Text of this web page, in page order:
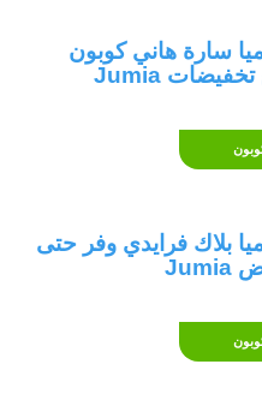
سارة هاني كوبون
بلاك فرايدي وفر حتى